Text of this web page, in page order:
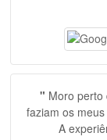
" Moro perto
faziam os
A